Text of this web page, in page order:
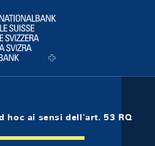
hoc ai sensi dell'art. 53 RQ